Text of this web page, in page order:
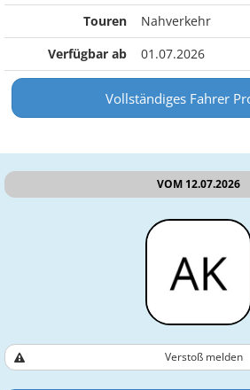
Touren
Nahverkehr
Verfügbar ab
01.07.2026
Vollständiges Fahrer
VOM 12.07.2026
Verstoß melden